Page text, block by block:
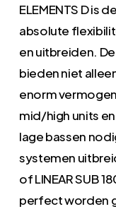
ELEMENTS D is
absolute
en uitbreiden.
bieden niet
enorm
mid/high units
lage bassen
systemen
of LINEAR SUB
perfect worden